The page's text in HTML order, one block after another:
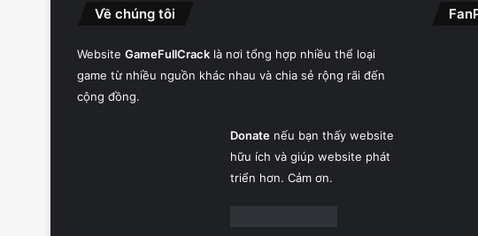
Về chúng tôi
Website GameFullCrack là nơi tổng hợp nhiều thể loại
game từ nhiều nguồn khác nhau và chia sẻ rộng rãi đến
cộng đồng.
Donatenếu bạn thấy website
hữu ích và giúp website phát
triển hơn. Cảm ơn.